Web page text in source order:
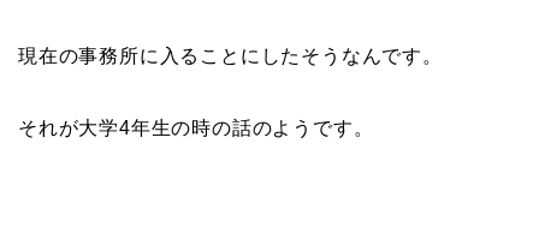
現在の事務所に入ることにしたそうなんです。
それが大学4年生の時の話のようです。